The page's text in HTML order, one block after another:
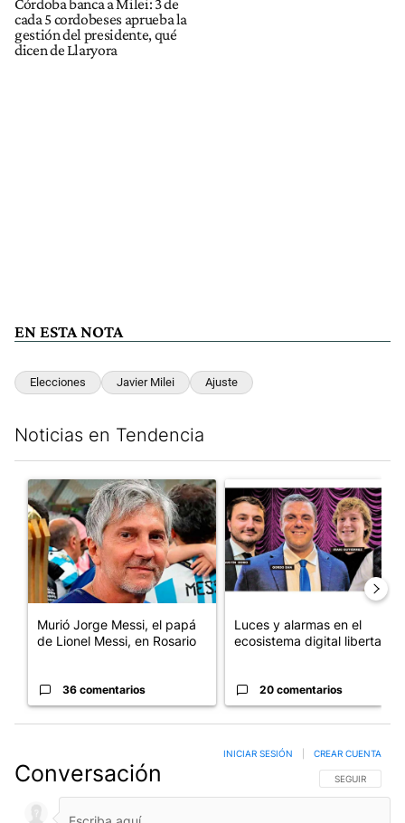
cada 5 cordobeses aprueba la
gestión del presidente, qué
dicen de Llaryora
EN ESTA NOTA
Elecciones Javier Milei Ajuste
Noticias en Tendencia
Un artículo de tendencia con el título "Murió Jorge Messi, el
Murió Jorge Messi, el papá
de Lionel Messi, en Rosario
36 comentarios
Un artículo de tendencia con
Luces y alarmas en el
ecosistema digital libertario
20 comentarios
Conversación SIGA ESTA
SEGUIR
INICIAR SESIÓN CREAR CUENTA